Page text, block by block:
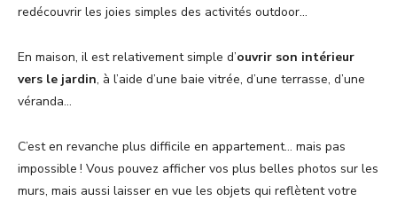
redécouvrir les joies simples des activités outdoor…
En maison, il est relativement simple d’ouvrir son intérieur
vers le jardin, à l’aide d’une baie vitrée, d’une terrasse, d’une
véranda…
C’est en revanche plus difficile en appartement… mais pas
impossible ! Vous pouvez afficher vos plus belles photos sur les
murs, mais aussi laisser en vue les objets qui reflètent votre